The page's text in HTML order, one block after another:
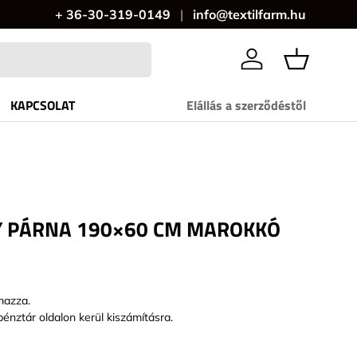
+ 36-30-319-0149 info@textilfarm.hu
Bejelentkezés
KAPCSOLAT Elállás a szerződéstől
PÁRNA 190×60 CM MAROKKÓ
oldalon kerül kiszámításra.